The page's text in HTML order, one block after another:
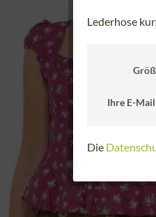
Lederhose
Ihre E-
Die